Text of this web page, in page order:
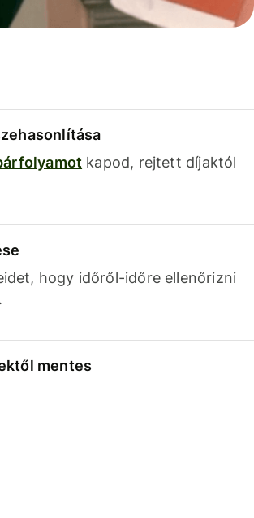
kapod, rejtett díjaktól
hogy időről-időre ellenőrizni
mentes